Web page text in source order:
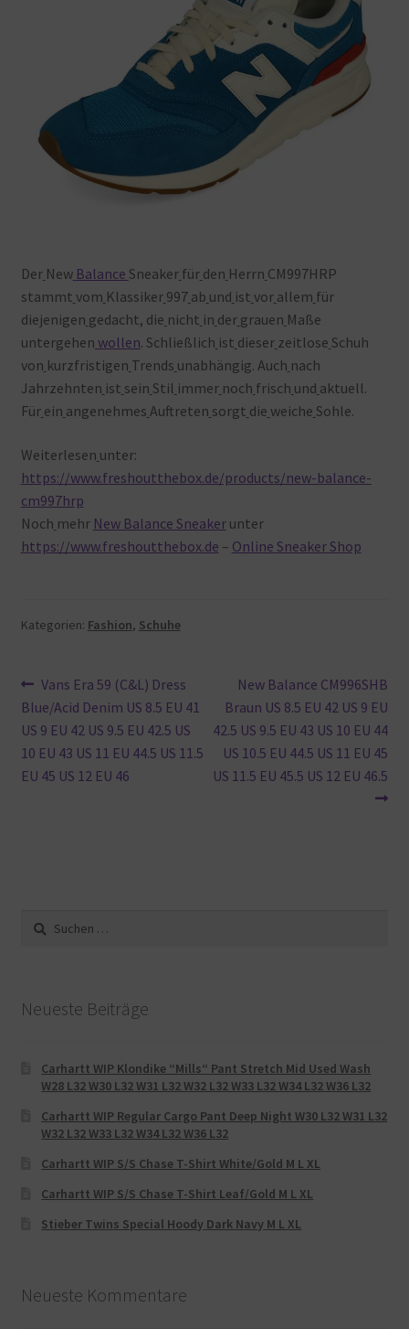
Der New Balance Sneaker für den Herrn CM997HRP
stammt vom Klassiker 997 ab und ist vor allem für
diejenigen gedacht, die nicht in der grauen Maße
untergehen wollen. Schließlich ist dieser zeitlose Schuh
von kurzfristigen Trends unabhängig. Auch nach
Jahrzehnten ist sein Stil immer noch frisch und aktuell.
Für ein angenehmes Auftreten sorgt die weiche Sohle.
Weiterlesen unter:
https://www.freshoutthebox.de/products/new-balance-
cm997hrp
Noch mehr New Balance Sneakerunter
https://www.freshoutthebox.de – Online Sneaker Shop
Kategorien: Fashion, Schuhe
Beitragsnavigation
Vorheriger
Beitrag:
Vans Era 59 (C&L) Dress
Blue/Acid Denim US 8.5 EU 41
US 9 EU 42 US 9.5 EU 42.5 US
10 EU 43 US 11 EU 44.5 US 11.5
EU 45 US 12 EU 46
Nächster
Beitrag:
New Balance CM996SHB
Braun US 8.5 EU 42 US 9 EU
42.5 US 9.5 EU 43 US 10 EU 44
US 10.5 EU 44.5 US 11 EU 45
US 11.5 EU 45.5 US 12 EU 46.5
Suche
nach:
Neueste Beiträge
Carhartt WIP Klondike “Mills“ Pant Stretch Mid Used Wash
W28 L32 W30 L32 W31 L32 W32 L32 W33 L32 W34 L32 W36 L32
Carhartt WIP Regular Cargo Pant Deep Night W30 L32 W31 L32
W32 L32 W33 L32 W34 L32 W36 L32
Carhartt WIP S/S Chase T-Shirt White/Gold M L XL
Carhartt WIP S/S Chase T-Shirt Leaf/Gold M L XL
Stieber Twins Special Hoody Dark Navy M L XL
Neueste Kommentare